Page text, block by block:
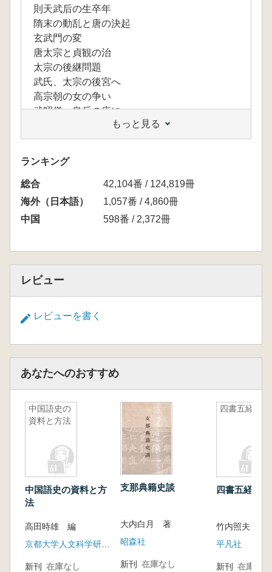
則天武后の生卒年
隋末の動乱と唐の決起
玄武門の変
唐太宗と貞観の治
太宗の後継問題
武氏、太宗の後宮へ
高宗朝の女の争い
武昭儀、皇后の座に
二聖と垂簾の政〔ほか〕
もっと見る
ランキング
総合
42,104番 / 124,819冊
海外（日本語）
1,057番 / 4,860冊
中国
598番 / 2,372冊
レビュー
レビューを書く
あなたへのおすすめ
中国語史の
資料と方法
中国語史の資料と方
法
高田時雄 編
新刊 在庫なし
支那典籍史談
大内白月 著
昭森社
新刊 在庫なし
四書五経
四書五経
竹内照夫
平凡社
新刊 在庫なし